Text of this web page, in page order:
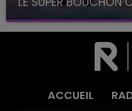
avec La Famille
ACCUEIL